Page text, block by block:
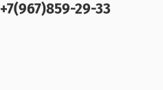
+7(967)859-29-33